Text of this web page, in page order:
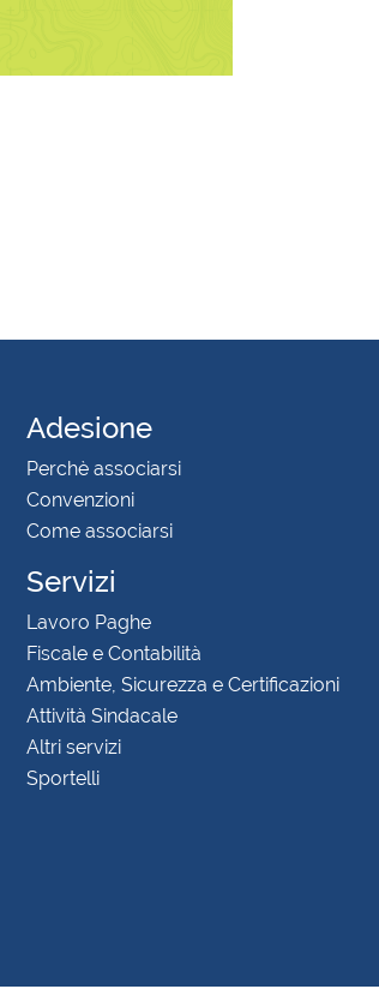
Adesione
Perchè associarsi
Convenzioni
Come associarsi
Servizi
Lavoro Paghe
Fiscale e Contabilità
Ambiente, Sicurezza e Certificazioni
Attività Sindacale
Altri servizi
Sportelli